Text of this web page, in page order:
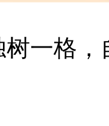
一格